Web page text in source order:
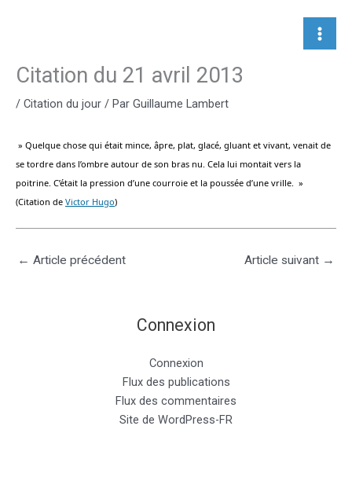
Citation du 21 avril 2013
/ Citation du jour / Par Guillaume Lambert
» Quelque chose qui était mince, âpre, plat, glacé, gluant et vivant, venait de
se tordre dans l’ombre autour de son bras nu. Cela lui montait vers la
poitrine. C’était la pression d’une courroie et la poussée d’une vrille. »
(Citation de Victor Hugo)
← Article précédent Article suivant →
Connexion
Connexion
Flux des publications
Flux des commentaires
Site de WordPress-FR